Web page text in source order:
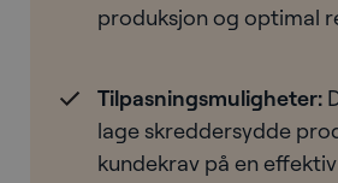
produksjon og optimal
Tilpasningsmuligheter:
lage skreddersydde
kundekrav på en